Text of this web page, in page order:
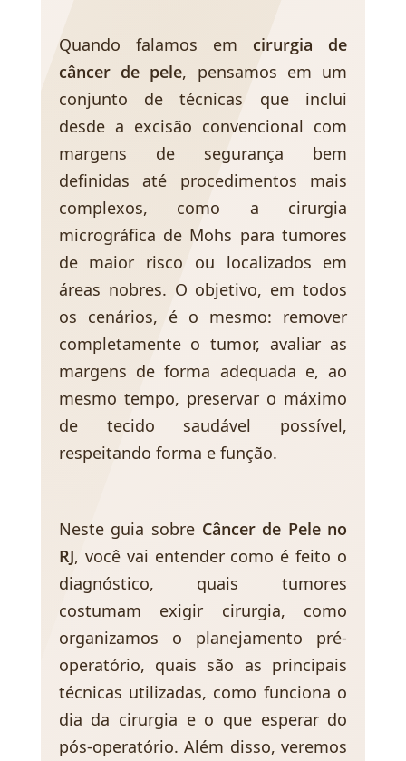
Quando falamos em cirurgia de
câncer de pele, pensamos em um
conjunto de técnicas que inclui
desde a excisão convencional com
margens de segurança bem
definidas até procedimentos mais
complexos, como a cirurgia
micrográfica de Mohs para tumores
de maior risco ou localizados em
áreas nobres. O objetivo, em todos
os cenários, é o mesmo: remover
completamente o tumor, avaliar as
margens de forma adequada e, ao
mesmo tempo, preservar o máximo
de tecido saudável possível,
respeitando forma e função.
Neste guia sobre Câncer de Pele no
RJ, você vai entender como é feito o
diagnóstico, quais tumores
costumam exigir cirurgia, como
organizamos o planejamento pré-
operatório, quais são as principais
técnicas utilizadas, como funciona o
dia da cirurgia e o que esperar do
pós-operatório. Além disso, veremos